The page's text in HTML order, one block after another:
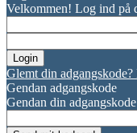
Velkommen! Log ind på
Glemt din
Gendan adgangskode
Gendan din adgangskode